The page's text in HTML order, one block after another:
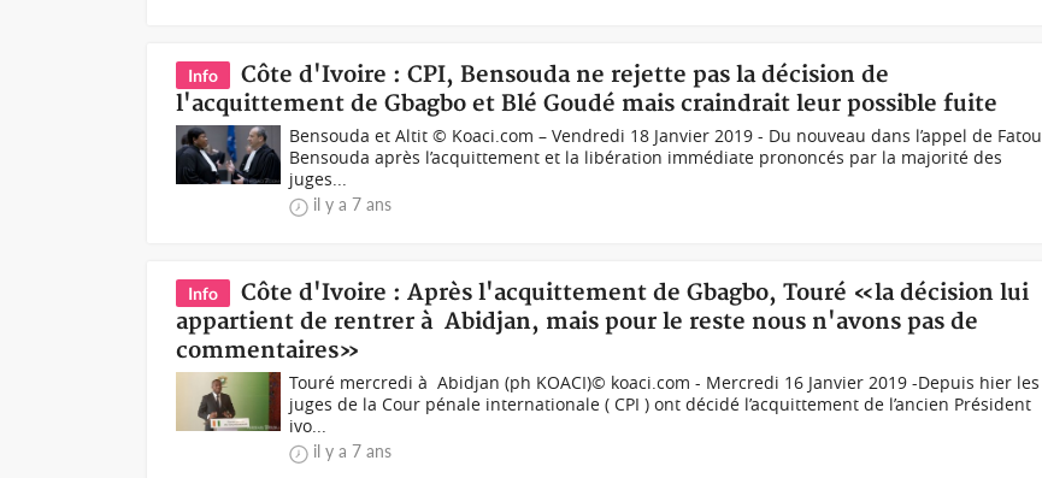
Info
Côte d'Ivoire : CPI, Bensouda ne rejette pas la décision de
l'acquittement de Gbagbo et Blé Goudé mais craindrait leur possible fuite
Bensouda et Altit © Koaci.com – Vendredi 18 Janvier 2019 - Du nouveau dans l’appel de Fatou
Bensouda après l’acquittement et la libération immédiate prononcés par la majorité des
juges...
il y a 7 ans
Info
Côte d'Ivoire : Après l'acquittement de Gbagbo, Touré «la décision lui
appartient de rentrer à Abidjan, mais pour le reste nous n'avons pas de
commentaires»
Touré mercredi à Abidjan (ph KOACI)© koaci.com - Mercredi 16 Janvier 2019 -Depuis hier les
juges de la Cour pénale internationale ( CPI ) ont décidé l’acquittement de l’ancien Président
ivo...
il y a 7 ans